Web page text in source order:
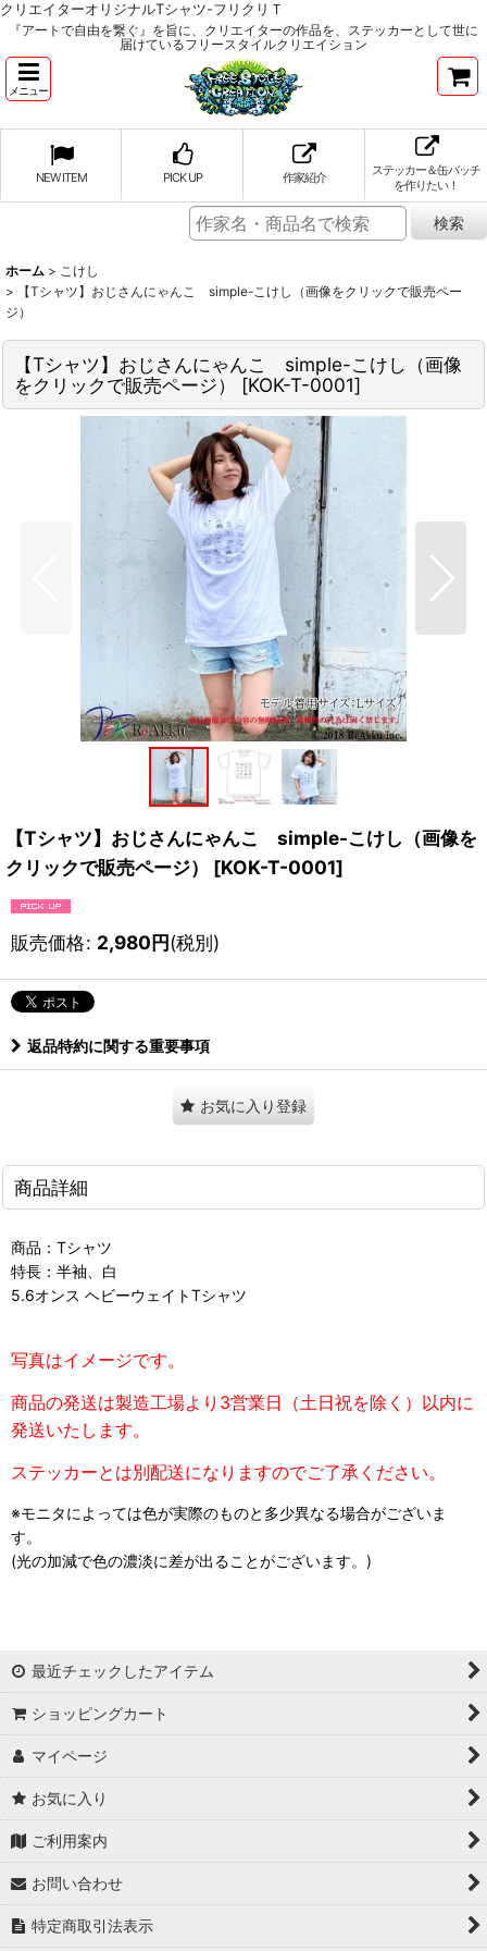
クリエイターオリジナルTシャツ-フリクリＴ
『アートで自由を繋ぐ』を旨に、クリエイターの作品を、ステッカーとして世に
届けているフリースタイルクリエイション
メニュー
NEW ITEM PICK UP 作家紹介
ステッカー＆缶バッチ
を作りたい！
ホーム > こけし
>
【Tシャツ】おじさんにゃんこ simple-こけし（画像をクリックで販売ペー
ジ）
【Tシャツ】おじさんにゃんこ simple-こけし（画像
をクリックで販売ページ）
[KOK-T-0001]
【Tシャツ】おじさんにゃんこ simple-こけし（画像を
クリックで販売ページ）
[KOK-T-0001]
販売価格: 2,980円(税別)
返品特約に関する重要事項
お気に入り登録
商品詳細
商品：Tシャツ
特長：半袖、白
5.6オンス ヘビーウェイトTシャツ
写真はイメージです。
商品の発送は製造工場より3営業日（土日祝を除く）以内に
発送いたします。
ステッカーとは別配送になりますのでご了承ください。
※モニタによっては色が実際のものと多少異なる場合がございま
す。
(光の加減で色の濃淡に差が出ることがございます。)
最近チェックしたアイテム
ショッピングカート
マイページ
お気に入り
ご利用案内
お問い合わせ
特定商取引法表示